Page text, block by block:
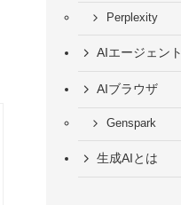
Perplexity
AIエージェント
AIブラウザ
Genspark
生成AIとは